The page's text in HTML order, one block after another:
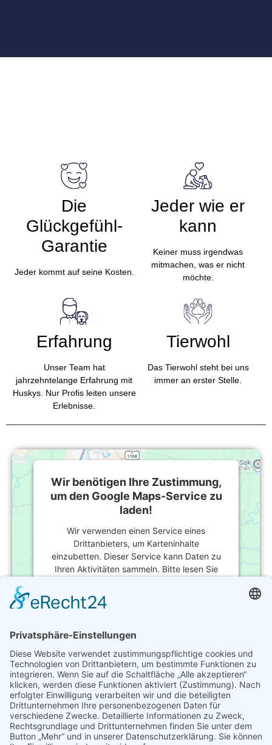
Die
Glückgefühl-
Garantie
Jeder kommt auf seine Kosten.
Jeder wie er
kann
Keiner muss irgendwas
mitmachen, was er nicht
möchte.
Erfahrung
Unser Team hat
jahrzehntelange Erfahrung mit
Huskys. Nur Profis leiten unsere
Erlebnisse.
Tierwohl
Das Tierwohl steht bei uns
immer an erster Stelle.
Wir benötigen Ihre Zustimmung,
um den Google Maps-Service zu
laden!
Wir verwenden einen Service eines
Drittanbieters, um Karteninhalte
einzubetten. Dieser Service kann Daten zu
Ihren Aktivitäten sammeln. Bitte lesen Sie
Nutzung des Service zu, um diese Karte
Mehr Informationen
Akzeptieren
powered byUsercentrics Consent
Management Platform&eRecht24
Werner Laqua
0172 8305389